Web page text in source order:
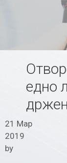
едно
21 Мар
2019
by